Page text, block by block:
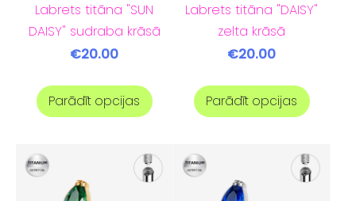
Labrets titāna "SUN
DAISY" sudraba krāsā
€20.00
Parādīt opcijas
Labrets titāna "DAISY"
zelta krāsā
€20.00
Parādīt opcijas